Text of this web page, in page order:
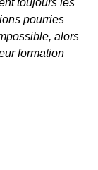
pourries
alors
formation